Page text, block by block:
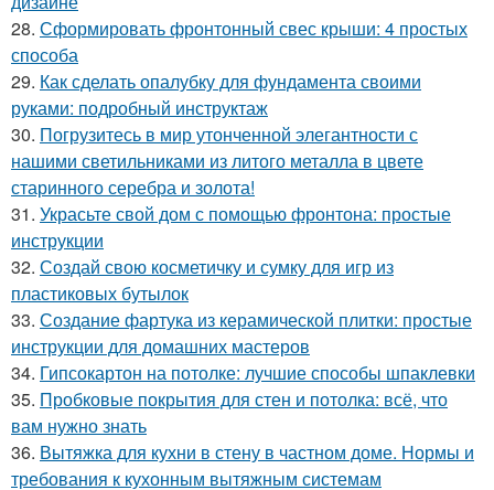
28. Сформировать фронтонный свес крыши: 4 простых
способа
29. Как сделать опалубку для фундамента своими
руками: подробный инструктаж
30. Погрузитесь в мир утонченной элегантности с
нашими светильниками из литого металла в цвете
старинного серебра и золота!
31. Украсьте свой дом с помощью фронтона: простые
инструкции
32. Создай свою косметичку и сумку для игр из
пластиковых бутылок
33. Создание фартука из керамической плитки: простые
инструкции для домашних мастеров
34. Гипсокартон на потолке: лучшие способы шпаклевки
35. Пробковые покрытия для стен и потолка: всё, что
вам нужно знать
36. Вытяжка для кухни в стену в частном доме. Нормы и
требования к кухонным вытяжным системам